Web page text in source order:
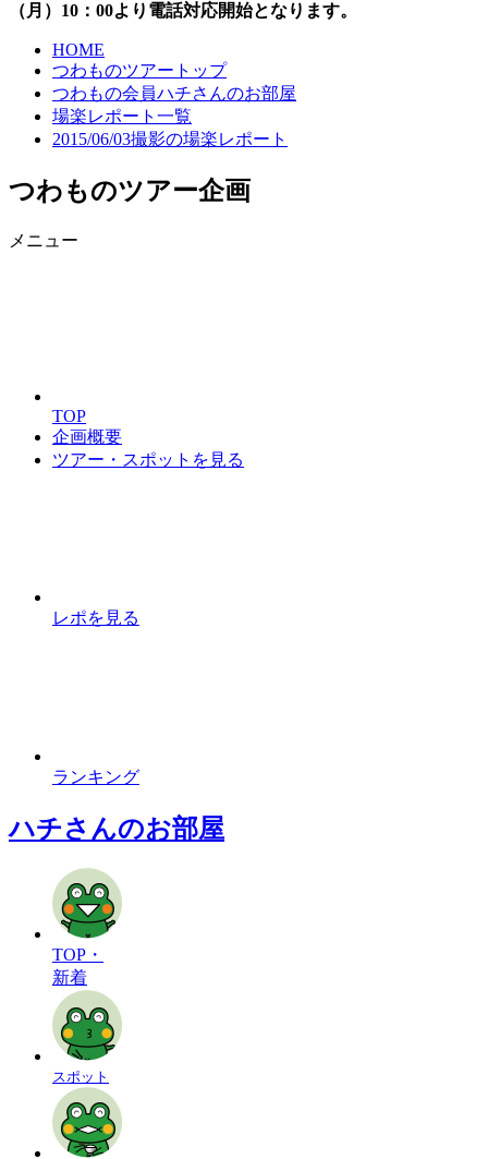
（月）10：00より電話対応開始となります。
HOME
つわものツアートップ
つわもの会員ハチさんのお部屋
場楽レポート一覧
2015/06/03撮影の場楽レポート
つわものツアー企画
メニュー
TOP
企画概要
ツアー・スポットを見る
レポを見る
ランキング
ハチさんのお部屋
TOP・
新着
スポット